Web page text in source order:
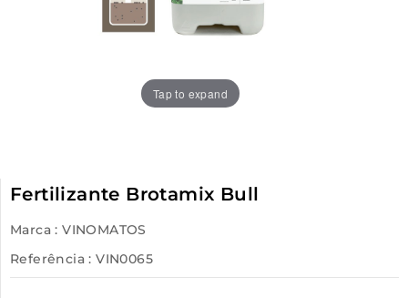
Tap to expand
Fertilizante Brotamix Bull
Marca : VINOMATOS
Referência : VIN0065